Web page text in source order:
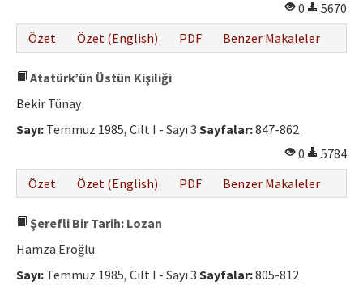
0
5670
Özet
Özet (English) PDF Benzer Makaleler
Atatürk’ün Üstün Kişiliği
Bekir Tünay
Sayı: Temmuz 1985, Cilt I - Sayı 3 Sayfalar:847-862
0
5784
Özet
Özet (English) PDF Benzer Makaleler
Şerefli Bir Tarih: Lozan
Hamza Eroğlu
Sayı: Temmuz 1985, Cilt I - Sayı 3 Sayfalar:805-812